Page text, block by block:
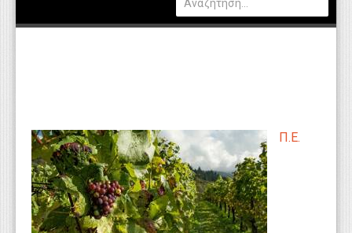
Π.Ε.
Καιρός
Εκπαίδευση
Υγεία
Γενικά